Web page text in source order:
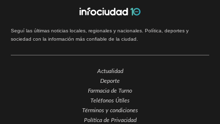
Seguí las últimas noticias locales, regionales y nacionales. Política, deportes y
sociedad con la información más confiable de la ciudad.
Actualidad
Deporte
Farmacia de Turno
Teléfonos Útiles
Términos y condiciones
Política de Privacidad